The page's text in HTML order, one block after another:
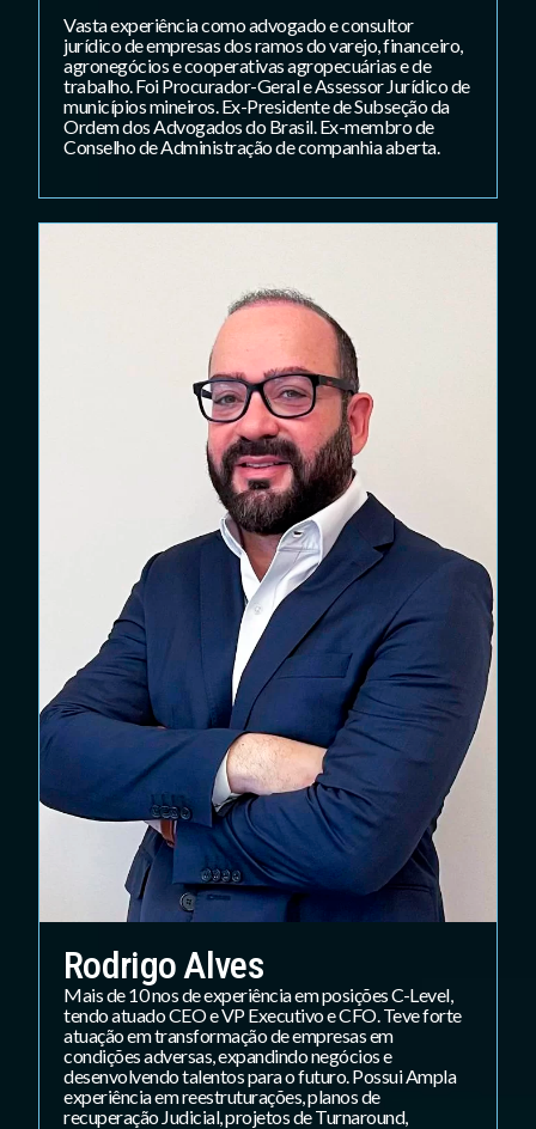
Vasta experiência como advogado e consultor
jurídico de empresas dos ramos do varejo, financeiro,
agronegócios e cooperativas agropecuárias e de
trabalho. Foi Procurador-Geral e Assessor Jurídico de
municípios mineiros. Ex-Presidente de Subseção da
Ordem dos Advogados do Brasil. Ex-membro de
Conselho de Administração de companhia aberta.
Rodrigo Alves
Mais de 10 nos de experiência em posições C-Level,
tendo atuado CEO e VP Executivo e CFO. Teve forte
atuação em transformação de empresas em
condições adversas, expandindo negócios e
desenvolvendo talentos para o futuro. Possui Ampla
experiência em reestruturações, planos de
recuperação Judicial, projetos de Turnaround,